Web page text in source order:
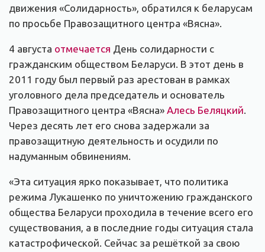
движения «Солидарность», обратился к беларусам
по просьбе Правозащитного центра «Вясна».
4 августа отмечается День солидарности с
гражданским обществом Беларуси. В этот день в
2011 году был первый раз арестован в рамках
уголовного дела председатель и основатель
Правозащитного центра «Вясна» Алесь Беляцкий.
Через десять лет его снова задержали за
правозащитную деятельность и осудили по
надуманным обвинениям.
«Эта ситуация ярко показывает, что политика
режима Лукашенко по уничтожению гражданского
общества Беларуси проходила в течение всего его
существования, а в последние годы ситуация стала
катастрофической. Сейчас за решёткой за свою